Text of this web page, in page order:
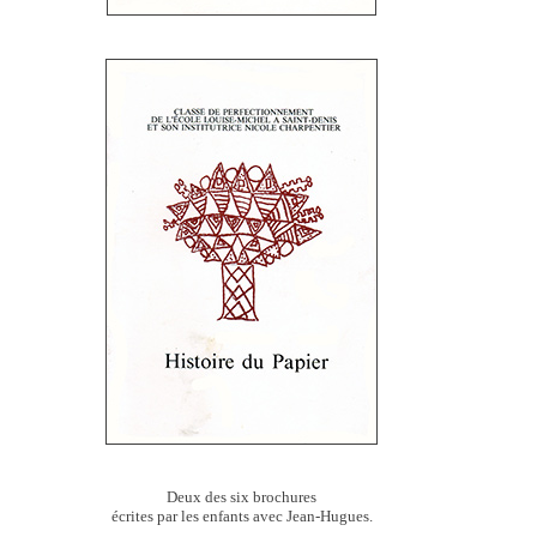
Deux des six brochures
écrites par les enfants avec Jean-Hugues.